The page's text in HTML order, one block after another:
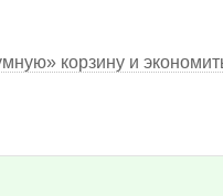
корзину и